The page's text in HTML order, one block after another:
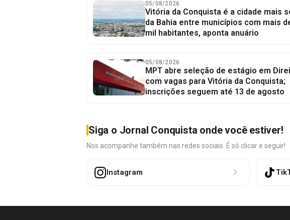
05/08/2026
Vitória da Conquista é a cidade mais
da Bahia entre municípios com mais
mil habitantes, aponta anuário
05/08/2026
MPT abre seleção de estágio em
com vagas para Vitória da Conquista;
inscrições seguem até 13 de agosto
Siga o Jornal Conquista onde você estiver!
Nos acompanhe também nas redes sociais. É só clicar e seguir!
Instagram